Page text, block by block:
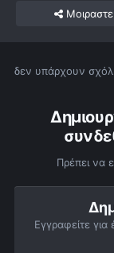
δεν υπάρχουν
Πρέπει να
Εγγραφείτε